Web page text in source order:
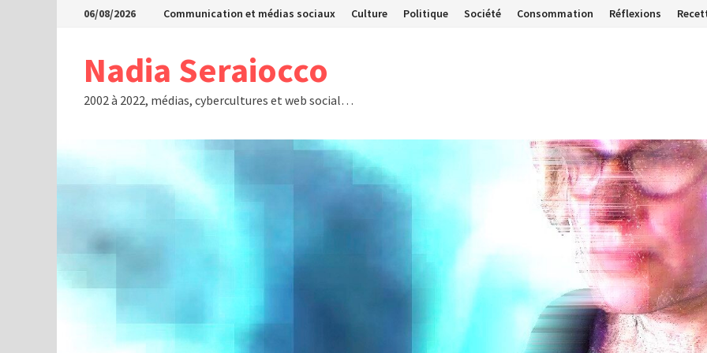
Passer06/08/2026 Communication et médias sociaux Culture Politique Société Consommation Réflexions
Nadia Seraiocco
2002 à 2022, médias, cybercultures et web social…